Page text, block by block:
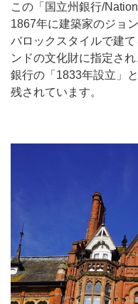
この「国立州銀行/
1867年に建築家のジョ
バロックスタイルで建
ンドの文化財に指定さ
銀行の「1833年設立」
残されています。